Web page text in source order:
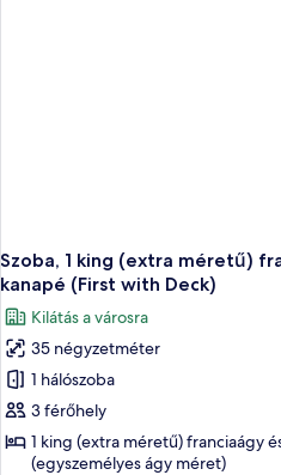
Szoba, 1 king (extra méretű)
kanapé (First with Deck)
Kilátás a városra
35 négyzetméter
1 hálószoba
3 férőhely
1 king (extra méretű) franciaágy
(egyszemélyes ágy méret)